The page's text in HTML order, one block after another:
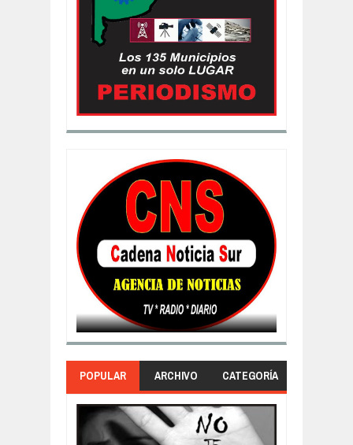
POPULAR ARCHIVO CATEGORÍA